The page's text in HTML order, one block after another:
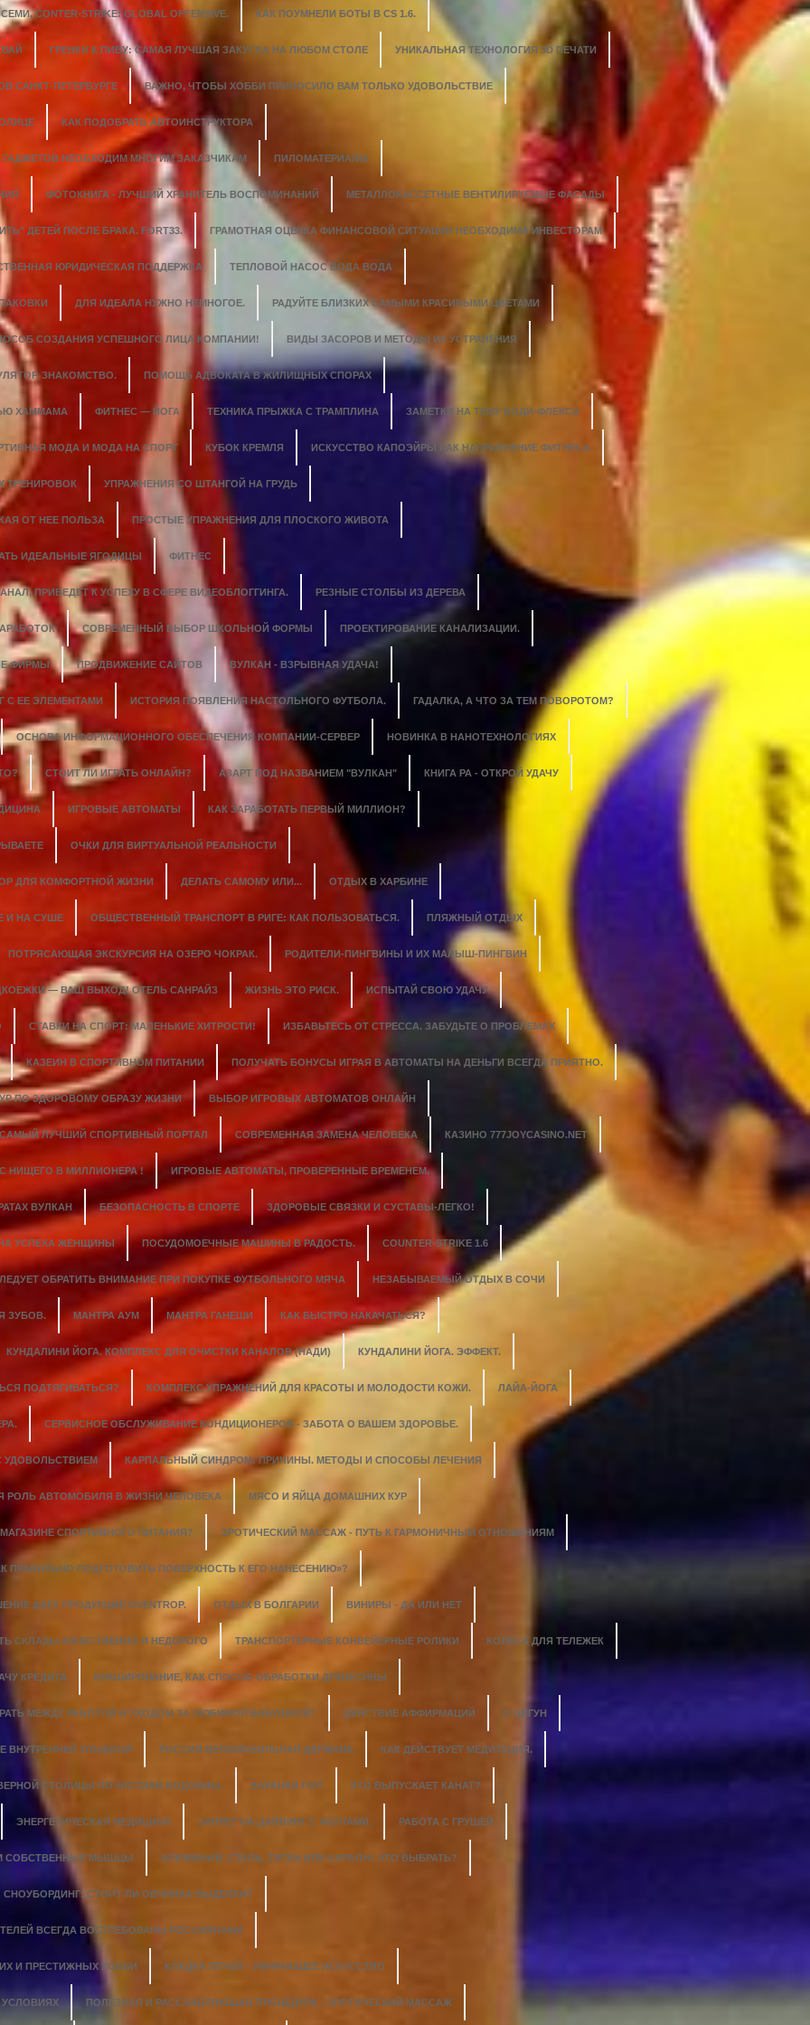
CONTER-STRIKE: GLOBAL OFFENSIVE. КАК ПОУМНЕЛИ БОТЫ В CS 1.6.
ГРЕНКИ К ПИВУ: САМАЯ ЛУЧШАЯ ЗАКУСКА НА ЛЮБОМ СТОЛЕ УНИКАЛЬНАЯ ТЕХНОЛОГИЯ 3D ПЕЧАТИ
САНКТ-ПЕТЕРБУРГЕ ВАЖНО, ЧТОБЫ ХОББИ ПРИНОСИЛО ВАМ ТОЛЬКО УДОВОЛЬСТВИЕ
КАК ПОДОБРАТЬ АВТОИНСТРУКТОРА
НЕОБХОДИМ МНОГИМ ЗАКАЗЧИКАМ ПИЛОМАТЕРИАЛЫ
ФОТОКНИГА - ЛУЧШИЙ ХРАНИТЕЛЬ ВОСПОМИНАНИЙ МЕТАЛЛОКАССЕТНЫЕ ВЕНТИЛИРУЕМЫЕ ФАСАДЫ
ДЕТЕЙ ПОСЛЕ БРАКА. FORT33. ГРАМОТНАЯ ОЦЕНКА ФИНАНСОВОЙ СИТУАЦИИ НЕОБХОДИМА ИНВЕСТОРАМ
ЮРИДИЧЕСКАЯ ПОДДЕРЖКА ТЕПЛОВОЙ НАСОС ВОДА ВОДА
ДЛЯ ИДЕАЛА НУЖНО НЕМНОГОЕ. РАДУЙТЕ БЛИЗКИХ САМЫМИ КРАСИВЫМИ ЦВЕТАМИ
СОЗДАНИЯ УСПЕШНОГО ЛИЦА КОМПАНИИ! ВИДЫ ЗАСОРОВ И МЕТОДЫ ИХ УСТРАНЕНИЯ
ЗНАКОМСТВО. ПОМОЩЬ АДВОКАТА В ЖИЛИЩНЫХ СПОРАХ
ХАММАМА ФИТНЕС — ЙОГА ТЕХНИКА ПРЫЖКА С ТРАМПЛИНА ЗАМЕТКИ НА ТЕМУ БОДИ-ФЛЕКСА
МОДА И МОДА НА СПОРТ КУБОК КРЕМЛЯ ИСКУССТВО КАПОЭЙРЫ КАК НАПРАВЛЕНИЕ ФИТНЕСА
ТРЕНИРОВОК УПРАЖНЕНИЯ СО ШТАНГОЙ НА ГРУДЬ
ОТ НЕЕ ПОЛЬЗА ПРОСТЫЕ УПРАЖНЕНИЯ ДЛЯ ПЛОСКОГО ЖИВОТА
ИДЕАЛЬНЫЕ ЯГОДИЦЫ ФИТНЕС
ПРИВЕДЕТ К УСПЕХУ В СФЕРЕ ВИДЕОБЛОГГИНГА. РЕЗНЫЕ СТОЛБЫ ИЗ ДЕРЕВА
СОВРЕМЕННЫЙ ВЫБОР ШКОЛЬНОЙ ФОРМЫ ПРОЕКТИРОВАНИЕ КАНАЛИЗАЦИИ.
ФИРМЫ ПРОДВИЖЕНИЕ САЙТОВ ВУЛКАН - ВЗРЫВНАЯ УДАЧА!
С ЕЕ ЭЛЕМЕНТАМИ ИСТОРИЯ ПОЯВЛЕНИЯ НАСТОЛЬНОГО ФУТБОЛА. ГАДАЛКА, А ЧТО ЗА ТЕМ ПОВОРОТОМ?
ОСНОВА ИНФОРМАЦИОННОГО ОБЕСПЕЧЕНИЯ КОМПАНИИ-СЕРВЕР НОВИНКА В НАНОТЕХНОЛОГИЯХ
СТОИТ ЛИ ИГРАТЬ ОНЛАЙН? АЗАРТ ПОД НАЗВАНИЕМ "ВУЛКАН" КНИГА РА - ОТКРОЙ УДАЧУ
ИГРОВЫЕ АВТОМАТЫ КАК ЗАРАБОТАТЬ ПЕРВЫЙ МИЛЛИОН?
ОЧКИ ДЛЯ ВИРТУАЛЬНОЙ РЕАЛЬНОСТИ
ДЛЯ КОМФОРТНОЙ ЖИЗНИ ДЕЛАТЬ САМОМУ ИЛИ... ОТДЫХ В ХАРБИНЕ
И НА СУШЕ ОБЩЕСТВЕННЫЙ ТРАНСПОРТ В РИГЕ: КАК ПОЛЬЗОВАТЬСЯ. ПЛЯЖНЫЙ ОТДЫХ
ПОТРЯСАЮЩАЯ ЭКСКУРСИЯ НА ОЗЕРО ЧОКРАК. РОДИТЕЛИ-ПИНГВИНЫ И ИХ МАЛЫШ-ПИНГВИН
— ВАШ ВЫХОД! ОТЕЛЬ САНРАЙЗ ЖИЗНЬ ЭТО РИСК. ИСПЫТАЙ СВОЮ УДАЧУ
СТАВКИ НА СПОРТ: МАЛЕНЬКИЕ ХИТРОСТИ! ИЗБАВЬТЕСЬ ОТ СТРЕССА. ЗАБУДЬТЕ О ПРОБЛЕМАХ
КАЗЕИН В СПОРТИВНОМ ПИТАНИИ ПОЛУЧАТЬ БОНУСЫ ИГРАЯ В АВТОМАТЫ НА ДЕНЬГИ ВСЕГДА ПРИЯТНО.
ПО ЗДОРОВОМУ ОБРАЗУ ЖИЗНИ ВЫБОР ИГРОВЫХ АВТОМАТОВ ОНЛАЙН
САМЫЙ ЛУЧШИЙ СПОРТИВНЫЙ ПОРТАЛ СОВРЕМЕННАЯ ЗАМЕНА ЧЕЛОВЕКА КАЗИНО 777JOYCASINO.NET
C НИЩЕГО В МИЛЛИОНЕРА ! ИГРОВЫЕ АВТОМАТЫ, ПРОВЕРЕННЫЕ ВРЕМЕНЕМ.
ВУЛКАН БЕЗОПАСНОСТЬ В СПОРТЕ ЗДОРОВЫЕ СВЯЗКИ И СУСТАВЫ-ЛЕГКО!
УСПЕХА ЖЕНЩИНЫ ПОСУДОМОЕЧНЫЕ МАШИНЫ В РАДОСТЬ. COUNTER-STRIKE 1.6
ОБРАТИТЬ ВНИМАНИЕ ПРИ ПОКУПКЕ ФУТБОЛЬНОГО МЯЧА НЕЗАБЫВАЕМЫЙ ОТДЫХ В СОЧИ
ЗУБОВ. МАНТРА АУМ МАНТРА ГАНЕШИ КАК БЫСТРО НАКАЧАТЬСЯ?
КУНДАЛИНИ ЙОГА. КОМПЛЕКС ДЛЯ ОЧИСТКИ КАНАЛОВ (НАДИ) КУНДАЛИНИ ЙОГА. ЭФФЕКТ.
ПОДТЯГИВАТЬСЯ? КОМПЛЕКС УПРАЖНЕНИЙ ДЛЯ КРАСОТЫ И МОЛОДОСТИ КОЖИ. ЛАЙА-ЙОГА
СЕРВИСНОЕ ОБСЛУЖИВАНИЕ КОНДИЦИОНЕРОВ - ЗАБОТА О ВАШЕМ ЗДОРОВЬЕ.
УДОВОЛЬСТВИЕМ КАРПАЛЬНЫЙ СИНДРОМ: ПРИЧИНЫ. МЕТОДЫ И СПОСОБЫ ЛЕЧЕНИЯ
РОЛЬ АВТОМОБИЛЯ В ЖИЗНИ ЧЕЛОВЕКА МЯСО И ЯЙЦА ДОМАШНИХ КУР
СПОРТИВНОГО ПИТАНИЯ? ЭРОТИЧЕСКИЙ МАССАЖ - ПУТЬ К ГАРМОНИЧНЫМ ОТНОШЕНИЯМ
ПРАВИЛЬНО ПОДГОТОВИТЬ ПОВЕРХНОСТЬ К ЕГО НАНЕСЕНИЮ»?
ДАЕТ ПРОДУКЦИЯ OVENTROP. ОТДЫХ В БОЛГАРИИ ВИНИРЫ - ДА ИЛИ НЕТ
СКЛАДЫ КАЧЕСТВЕННО И НЕДОРОГО ТРАНСПОРТЕРНЫЕ КОНВЕЙЕРНЫЕ РОЛИКИ КОЛЕСА ДЛЯ ТЕЛЕЖЕК
КРЕДИТА БРАШИРОВАНИЕ, КАК СПОСОБ ОБРАБОТКИ ДРЕВЕСИНЫ
МЕЖДУ РАБОТОЙ И УХОДОМ ЗА ЛЮБИМОЙ БАБУШКОЙ? ДЕЙСТВИЕ АФФИРМАЦИЙ О ЦИГУН
ВНУТРЕННЕЙ УЛЫБКОЙ РОССИЯ ВЕЛОМОБИЛЬНАЯ ДЕРЖАВА КАК ДЕЙСТВУЕТ МЕДИТАЦИЯ.
СТОЛИЦЫ ПОЧИСТИЛИ ВОДОЕМЫ. БАРАНКИ ГНУ! КТО ВЫПУСКАЕТ КАНАТ?
ЭНЕРГЕТИЧЕСКАЯ МЕДИЦИНА ЗАПРЕТ НА ДАЙВИНГ С АКУЛАМИ. РАБОТА С ГРУШЕЙ
СОБСТВЕННЫЕ МЫШЦЫ АЛЮМИНИЙ, СТАЛЬ, ТИТАН ИЛИ КАРБОН: ЧТО ВЫБРАТЬ?
СНОУБОРДИНГ: СТОИТ ЛИ ОВЧИНКА ВЫДЕЛКИ?
ВСЕГДА ВОСТРЕБОВАНЫ РОССИЯНАМИ
И ПРЕСТИЖНЫХ ХОББИ КЛАДКА ПЕЧЕЙ - УМИРАЮЩЕЕ ИСКУССТВО
ПОЛЕЗНАЯ И РАССЛАБЛЯЮЩАЯ ПРОЦЕДУРА - ЭРОТИЧЕСКИЙ МАССАЖ